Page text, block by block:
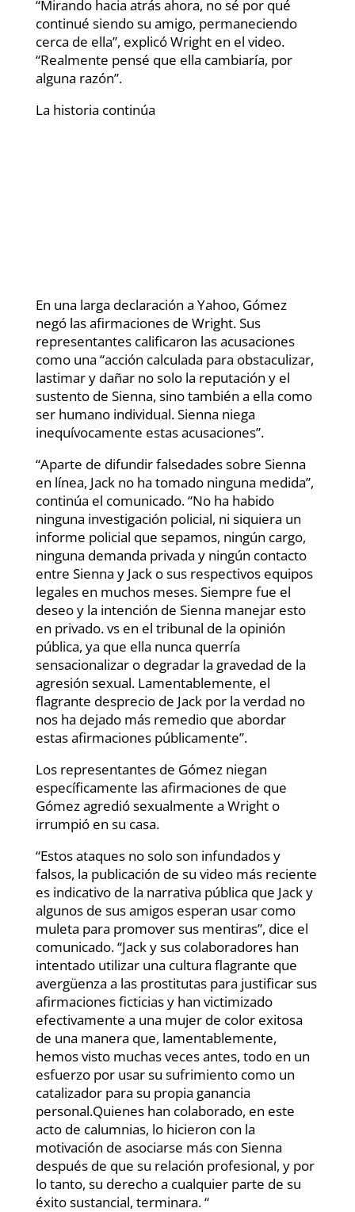
“Mirando hacia atrás ahora, no sé por qué
continué siendo su amigo, permaneciendo
cerca de ella”, explicó Wright en el video.
“Realmente pensé que ella cambiaría, por
alguna razón”.
La historia continúa
En una larga declaración a Yahoo, Gómez
negó las afirmaciones de Wright. Sus
representantes calificaron las acusaciones
como una “acción calculada para obstaculizar,
lastimar y dañar no solo la reputación y el
sustento de Sienna, sino también a ella como
ser humano individual. Sienna niega
inequívocamente estas acusaciones”.
“Aparte de difundir falsedades sobre Sienna
en línea, Jack no ha tomado ninguna medida”,
continúa el comunicado. “No ha habido
ninguna investigación policial, ni siquiera un
informe policial que sepamos, ningún cargo,
ninguna demanda privada y ningún contacto
entre Sienna y Jack o sus respectivos equipos
legales en muchos meses. Siempre fue el
deseo y la intención de Sienna manejar esto
en privado. vs en el tribunal de la opinión
pública, ya que ella nunca querría
sensacionalizar o degradar la gravedad de la
agresión sexual. Lamentablemente, el
flagrante desprecio de Jack por la verdad no
nos ha dejado más remedio que abordar
estas afirmaciones públicamente”.
Los representantes de Gómez niegan
específicamente las afirmaciones de que
Gómez agredió sexualmente a Wright o
irrumpió en su casa.
“Estos ataques no solo son infundados y
falsos, la publicación de su video más reciente
es indicativo de la narrativa pública que Jack y
algunos de sus amigos esperan usar como
muleta para promover sus mentiras”, dice el
comunicado. “Jack y sus colaboradores han
intentado utilizar una cultura flagrante que
avergüenza a las prostitutas para justificar sus
afirmaciones ficticias y han victimizado
efectivamente a una mujer de color exitosa
de una manera que, lamentablemente,
hemos visto muchas veces antes, todo en un
esfuerzo por usar su sufrimiento como un
catalizador para su propia ganancia
personal.Quienes han colaborado, en este
acto de calumnias, lo hicieron con la
motivación de asociarse más con Sienna
después de que su relación profesional, y por
lo tanto, su derecho a cualquier parte de su
éxito sustancial, terminara. “